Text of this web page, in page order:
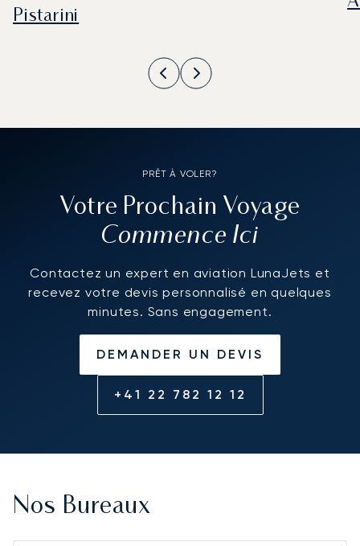
Pistarini
PRÊT À VOLER?
Votre Prochain Voyage
Commence Ici
Contactez un expert en aviation LunaJets et
recevez votre devis personnalisé en quelques
minutes. Sans engagement.
DEMANDER UN DEVIS
+41 22 782 12 12
Nos Bureaux